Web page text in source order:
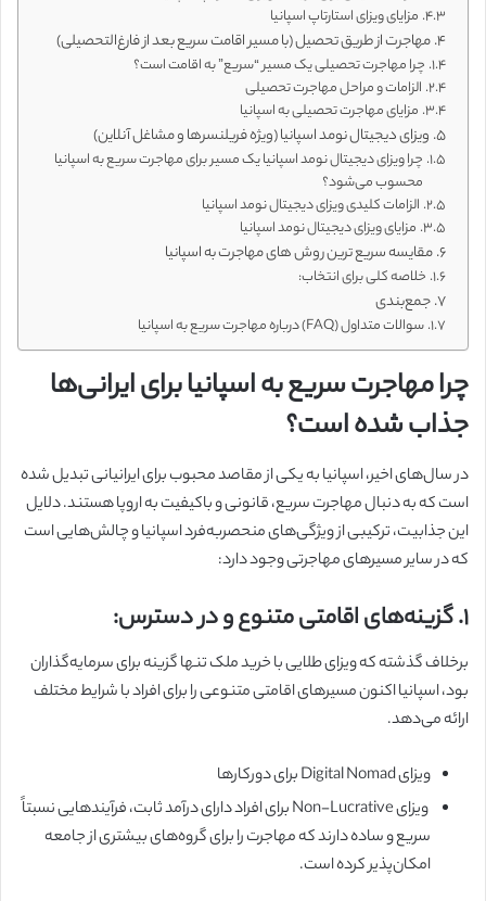
مزایای ویزای استارتاپ اسپانیا
مهاجرت از طریق تحصیل (با مسیر اقامت سریع بعد از فارغ‌التحصیلی)
چرا مهاجرت تحصیلی یک مسیر “سریع” به اقامت است؟
الزامات و مراحل مهاجرت تحصیلی
مزایای مهاجرت تحصیلی به اسپانیا
ویزای دیجیتال نومد اسپانیا (ویژه فریلنسرها و مشاغل آنلاین)
چرا ویزای دیجیتال نومد اسپانیا یک مسیر برای مهاجرت سریع به اسپانیا
محسوب می‌شود؟
الزامات کلیدی ویزای دیجیتال نومد اسپانیا
مزایای ویزای دیجیتال نومد اسپانیا
مقایسه سریع ترین روش های مهاجرت به اسپانیا
خلاصه کلی برای انتخاب:
جمع‌بندی
سوالات متداول (FAQ) درباره مهاجرت سریع به اسپانیا
چرا مهاجرت سریع به اسپانیا برای ایرانی‌ها
جذاب شده است؟
در سال‌های اخیر، اسپانیا به یکی از مقاصد محبوب برای ایرانیانی تبدیل شده
است که به دنبال مهاجرت سریع، قانونی و باکیفیت به اروپا هستند. دلایل
این جذابیت، ترکیبی از ویژگی‌های منحصربه‌فرد اسپانیا و چالش‌هایی است
که در سایر مسیرهای مهاجرتی وجود دارد:
۱. گزینه‌های اقامتی متنوع و در دسترس:
برخلاف گذشته که ویزای طلایی با خرید ملک تنها گزینه برای سرمایه‌گذاران
بود، اسپانیا اکنون مسیرهای اقامتی متنوعی را برای افراد با شرایط مختلف
ارائه می‌دهد.
ویزای Digital Nomad برای دورکارها
ویزای Non-Lucrative برای افراد دارای درآمد ثابت، فرآیندهایی نسبتاً
سریع و ساده دارند که مهاجرت را برای گروه‌های بیشتری از جامعه
امکان‌پذیر کرده است.